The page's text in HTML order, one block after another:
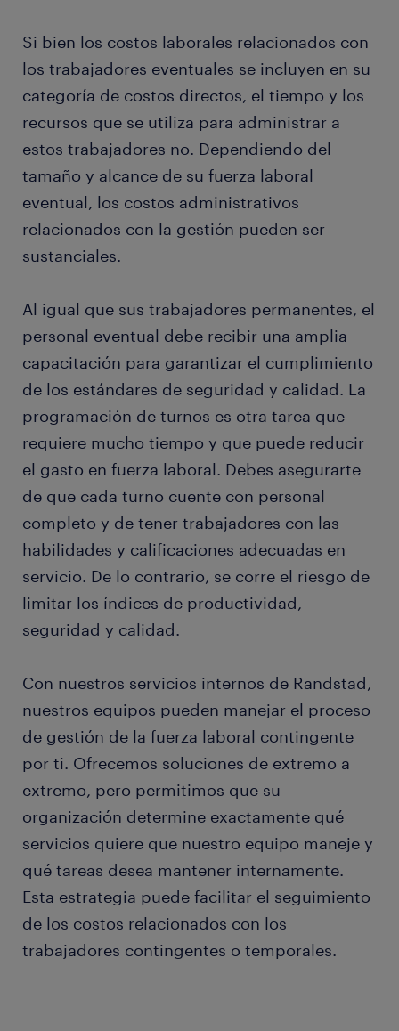
Si bien los costos laborales relacionados con
los trabajadores eventuales se incluyen en su
categoría de costos directos, el tiempo y los
recursos que se utiliza para administrar a
estos trabajadores no. Dependiendo del
tamaño y alcance de su fuerza laboral
eventual, los costos administrativos
relacionados con la gestión pueden ser
sustanciales.
Al igual que sus trabajadores permanentes, el
personal eventual debe recibir una amplia
capacitación para garantizar el cumplimiento
de los estándares de seguridad y calidad. La
programación de turnos es otra tarea que
requiere mucho tiempo y que puede reducir
el gasto en fuerza laboral. Debes asegurarte
de que cada turno cuente con personal
completo y de tener trabajadores con las
habilidades y calificaciones adecuadas en
servicio. De lo contrario, se corre el riesgo de
limitar los índices de productividad,
seguridad y calidad.
Con nuestros servicios internos de Randstad,
nuestros equipos pueden manejar el proceso
de gestión de la fuerza laboral contingente
por ti. Ofrecemos soluciones de extremo a
extremo, pero permitimos que su
organización determine exactamente qué
servicios quiere que nuestro equipo maneje y
qué tareas desea mantener internamente.
Esta estrategia puede facilitar el seguimiento
de los costos relacionados con los
trabajadores contingentes o temporales.